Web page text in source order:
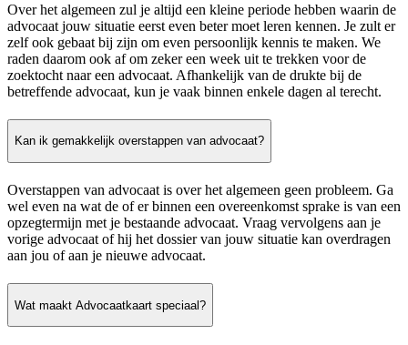
Over het algemeen zul je altijd een kleine periode hebben waarin de
advocaat jouw situatie eerst even beter moet leren kennen. Je zult er
zelf ook gebaat bij zijn om even persoonlijk kennis te maken. We
raden daarom ook af om zeker een week uit te trekken voor de
zoektocht naar een advocaat. Afhankelijk van de drukte bij de
betreffende advocaat, kun je vaak binnen enkele dagen al terecht.
Kan ik gemakkelijk overstappen van advocaat?
Overstappen van advocaat is over het algemeen geen probleem. Ga
wel even na wat de of er binnen een overeenkomst sprake is van een
opzegtermijn met je bestaande advocaat. Vraag vervolgens aan je
vorige advocaat of hij het dossier van jouw situatie kan overdragen
aan jou of aan je nieuwe advocaat.
Wat maakt Advocaatkaart speciaal?